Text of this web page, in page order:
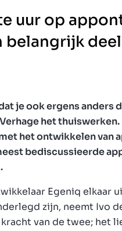
uur op
je ook ergens anders
het
het ontwikkelen van
bediscussieerde
Egeniq elkaar
zijn, neemt Ivo
van de twee; het